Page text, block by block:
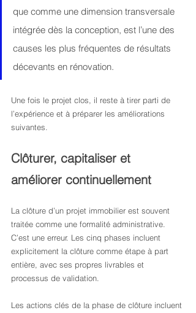
que comme une dimension transversale
intégrée dès la conception, est l’une des
causes les plus fréquentes de résultats
décevants en rénovation.
Une fois le projet clos, il reste à tirer parti de
l’expérience et à préparer les améliorations
suivantes.
Clôturer, capitaliser et
améliorer continuellement
La clôture d’un projet immobilier est souvent
traitée comme une formalité administrative.
C’est une erreur. Les cinq phases incluent
explicitement la clôture comme étape à part
entière, avec ses propres livrables et
processus de validation.
Les actions clés de la phase de clôture incluent